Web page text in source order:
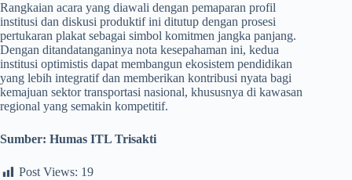
​Rangkaian acara yang diawali dengan pemaparan profil
institusi dan diskusi produktif ini ditutup dengan prosesi
pertukaran plakat sebagai simbol komitmen jangka panjang.
Dengan ditandatanganinya nota kesepahaman ini, kedua
institusi optimistis dapat membangun ekosistem pendidikan
yang lebih integratif dan memberikan kontribusi nyata bagi
kemajuan sektor transportasi nasional, khususnya di kawasan
regional yang semakin kompetitif.
Sumber: Humas ITL Trisakti
Post Views: 19